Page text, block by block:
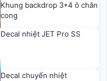
Khung backdrop 3*4 ô chân
cong
Decal nhiệt JET Pro SS
Decal chuyển nhiệt